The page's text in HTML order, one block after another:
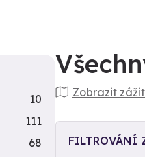
Zobrazit
FILTROVÁNÍ
10
111
68